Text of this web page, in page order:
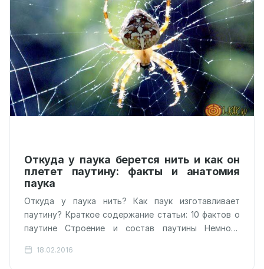
Откуда у паука берется нить и как он
плетет паутину: факты и анатомия
паука
Откуда у паука нить? Как паук изготавливает
паутину? Краткое содержание статьи: 10 фактов о
паутине Строение и состав паутины Немного
18.02.2016